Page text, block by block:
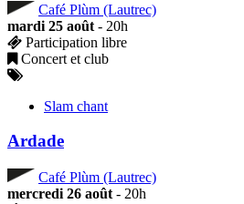
Café Plùm (Lautrec)
mardi 25 août - 20h
Participation libre
Concert et club
Slam chant
Ardade
Café Plùm (Lautrec)
mercredi 26 août - 20h